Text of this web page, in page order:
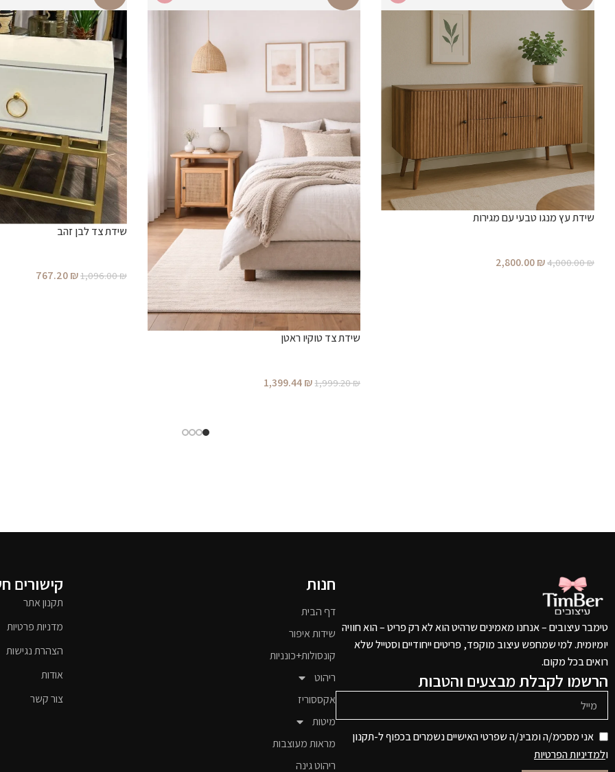
שידת עץ מנגו טבעי עם מגירות
4,000.00₪
2,800.00₪
שידת צד טוקיו ראטן
1,999.20₪
1,399.44₪
שידת צד לבן זהב
1,096.00₪
767.20₪
טימבר עיצובים – אנחנו מאמינים שרהיט הוא לא רק פריט – הוא חוויה
יומיומית. למי שמחפש עיצוב מוקפד, פריטים ייחודיים וסטייל שלא
רואים בכל מקום.
הרשמו לקבלת מבצעים והטבות
אני מסכימ/ה ומבינ/ה שפרטי האישיים נשמרים בכפוף ל-תקנון
ולמדיניות הפרטיות
חנות
דף הבית
שידות איפור
קונסולות+כונניות
ריהוט
אקססוריז
מיטות
מראות מעוצבות
ריהוט גינה
קישורים
תקנון אתר
מדניות פרטיות
הצהרת נגישות
אודות
צור קשר